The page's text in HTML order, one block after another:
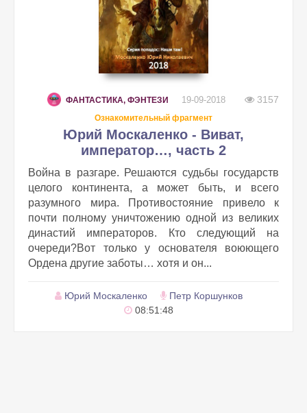
ФАНТАСТИКА, ФЭНТЕЗИ 19-09-2018 3157
Ознакомительный фрагмент
Юрий Москаленко - Виват,
император…, часть 2
Война в разгаре. Решаются судьбы государств
целого континента, а может быть, и всего
разумного мира. Противостояние привело к
почти полному уничтожению одной из великих
династий императоров. Кто следующий на
очереди?Вот только у основателя воюющего
Ордена другие заботы… хотя и он...
Юрий Москаленко
Петр Коршунков
08:51:48